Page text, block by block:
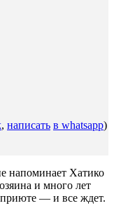
, написать в whatsapp)
напоминает Хатико
и много лет
— и все ждет.